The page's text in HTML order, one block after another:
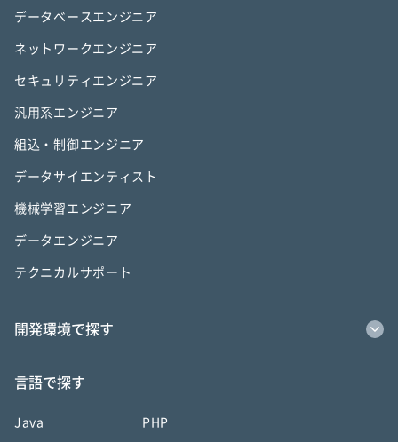
データベースエンジニア
ネットワークエンジニア
セキュリティエンジニア
汎用系エンジニア
組込・制御エンジニア
データサイエンティスト
機械学習エンジニア
データエンジニア
テクニカルサポート
開発環境で探す
言語で探す
Java PHP